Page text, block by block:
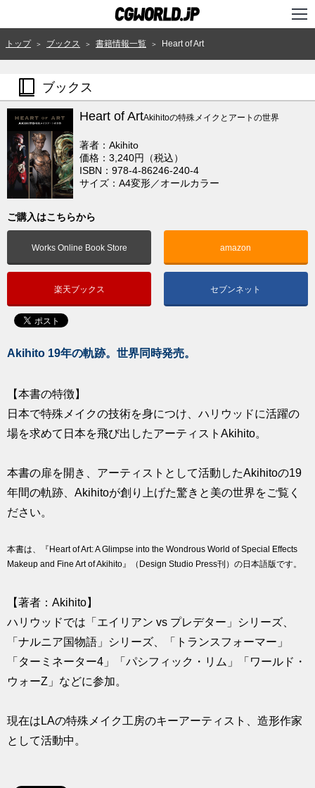
TOP
ニュース
特集
連載
用語辞典
スタジオ
講座
SHOP
クリエイターズID
求人
トップ ＞ ブックス ＞ 書籍情報一覧 ＞ Heart of Art
ブックス
Heart of ArtAkihitoの特殊メイクとアートの世界
著者：Akihito
価格：3,240円（税込）
ISBN：978-4-86246-240-4
サイズ：A4変形／オールカラー
ご購入はこちらから
Works Online Book Store amazon
楽天ブックス セブンネット
Akihito 19年の軌跡。世界同時発売。
【本書の特徴】
日本で特殊メイクの技術を身につけ、ハリウッドに活躍の
場を求めて日本を飛び出したアーティストAkihito。
本書の扉を開き、アーティストとして活動したAkihitoの19
年間の軌跡、Akihitoが創り上げた驚きと美の世界をご覧く
ださい。
本書は、『Heart of Art: A Glimpse into the Wondrous World of Special Effects
Makeup and Fine Art of Akihito』（Design Studio Press刊）の日本語版です。
【著者：Akihito】
ハリウッドでは「エイリアン vs プレデター」シリーズ、
「ナルニア国物語」シリーズ、「トランスフォーマー」
「ターミネーター4」「パシフィック・リム」「ワールド・
ウォーZ」などに参加。
現在はLAの特殊メイク工房のキーアーティスト、造形作家
として活動中。